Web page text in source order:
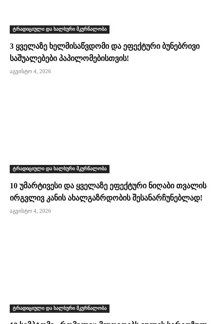
ტრადიციული და ხალხური მკურნალობა
3 ყველაზე ხელმისაწვდომი და ეფექტური ბუნებრივი
საშუალებები პაპილომებისთვის!
აგვისტო 4, 2026
ტრადიციული და ხალხური მკურნალობა
10 უმარტივესი და ყველაზე ეფექტური ნიღაბი თვალის
ირგვლივ კანის ახალგაზრდობის შესანარჩუნებლად!
აგვისტო 4, 2026
ტრადიციული და ხალხური მკურნალობა